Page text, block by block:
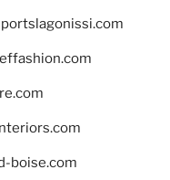
boise.com